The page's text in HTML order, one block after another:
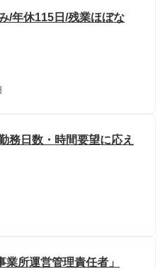
/年休115日/残業ほぼな
務日数・時間要望に応え
所運営管理責任者」